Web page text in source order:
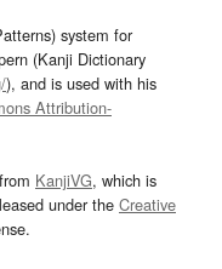
system for
(Kanji Dictionary
), and is used with his
Attribution-
KanjiVG, which is
under the Creative